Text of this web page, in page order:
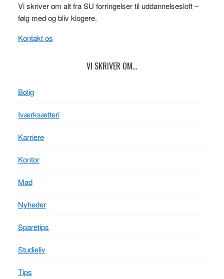
Vi skriver om alt fra SU forringelser til uddannelsesloft –
følg med og bliv klogere.
Kontakt os
VI SKRIVER OM…
Bolig
Iværksætteri
Karriere
Kontor
Mad
Nyheder
Sparetips
Studieliv
Tips